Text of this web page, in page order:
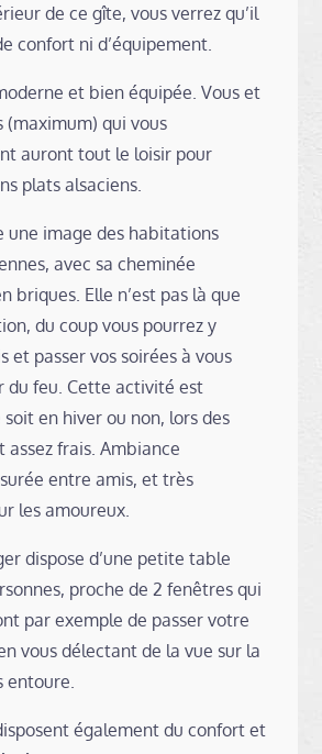
de ce gîte, vous verrez qu’il
confort ni d’équipement.
et bien équipée. Vous et
(maximum) qui vous
auront tout le loisir pour
plats alsaciens.
une image des habitations
avec sa cheminée
briques. Elle n’est pas là que
du coup vous pourrez y
et passer vos soirées à vous
du feu. Cette activité est
en hiver ou non, lors des
assez frais. Ambiance
entre amis, et très
les amoureux.
dispose d’une petite table
proche de 2 fenêtres qui
par exemple de passer votre
vous délectant de la vue sur la
entoure.
également du confort et